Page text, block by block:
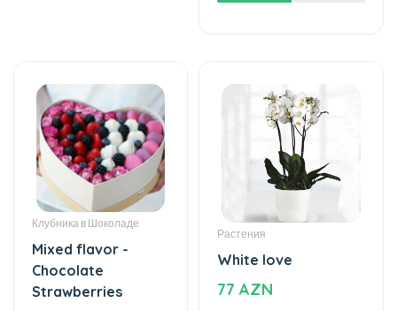
Клубника в Шоколаде
Mixed flavor -
Chocolate
Strawberries
95 AZN
White love